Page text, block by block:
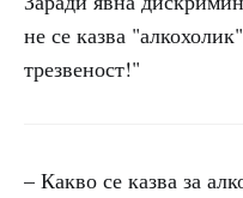
не се казва
трезвеност!"
– Какво се казва за